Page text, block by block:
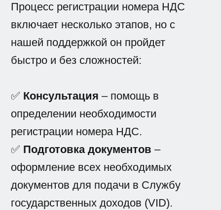
Процесс регистрации номера НДС
включает несколько этапов, но с
нашей поддержкой он пройдет
быстро и без сложностей:
✅ Консультация – помощь в
определении необходимости
регистрации номера НДС.
✅ Подготовка документов –
оформление всех необходимых
документов для подачи в Службу
государственных доходов (VID).